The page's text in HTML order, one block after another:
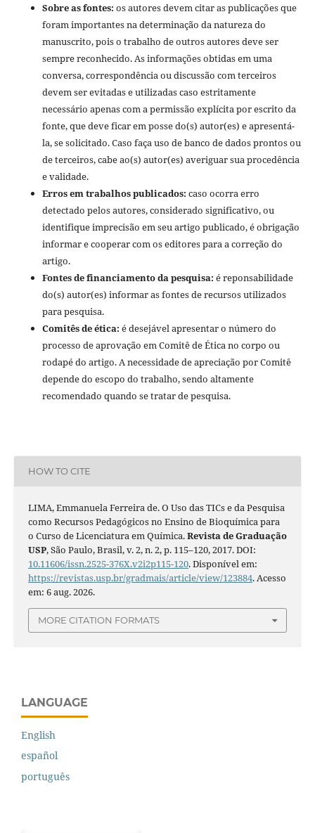
Sobre as fontes: os autores devem citar as publicações que
foram importantes na determinação da natureza do
manuscrito, pois o trabalho de outros autores deve ser
sempre reconhecido. As informações obtidas em uma
conversa, correspondência ou discussão com terceiros
devem ser evitadas e utilizadas caso estritamente
necessário apenas com a permissão explícita por escrito da
fonte, que deve ficar em posse do(s) autor(es) e apresentá-
la, se solicitado. Caso faça uso de banco de dados prontos ou
de terceiros, cabe ao(s) autor(es) averiguar sua procedência
e validade.
Erros em trabalhos publicados: caso ocorra erro
detectado pelos autores, considerado significativo, ou
identifique imprecisão em seu artigo publicado, é obrigação
informar e cooperar com os editores para a correção do
artigo.
Fontes de financiamento da pesquisa: é reponsabilidade
do(s) autor(es) informar as fontes de recursos utilizados
para pesquisa.
Comitês de ética: é desejável apresentar o número do
processo de aprovação em Comitê de Ética no corpo ou
rodapé do artigo. A necessidade de apreciação por Comitê
depende do escopo do trabalho, sendo altamente
recomendado quando se tratar de pesquisa.
HOW TO CITE
LIMA, Emmanuela Ferreira de. O Uso das TICs e da Pesquisa
como Recursos Pedagógicos no Ensino de Bioquímica para
o Curso de Licenciatura em Química.Revista de Graduação
USP, São Paulo, Brasil, v. 2, n. 2, p. 115–120, 2017. DOI:
10.11606/issn.2525-376X.v2i2p115-120. Disponível em:
https://revistas.usp.br/gradmais/article/view/123884. Acesso
em: 6 aug. 2026.
MORE CITATION FORMATS
LANGUAGE
English
español
português